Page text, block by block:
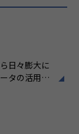
境
日々膨大に
タの活用を
る様々な課
価値に繋げ